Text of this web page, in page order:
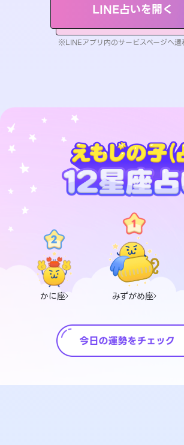
LINE占いを開く
※LINEアプリ内のサービスページへ遷
かに座 みずがめ座